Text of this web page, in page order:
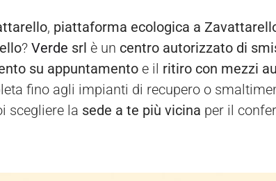
, piattaforma ecologica a
? Verde srl è un centro autorizzato di
su appuntamento e il ritiro con mezzi
fino agli impianti di recupero o
scegliere la sede a te più vicina per il